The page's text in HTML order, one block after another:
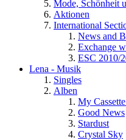
Mode, Schönheit
Aktionen
International
News and
Exchange
ESC 2010/
Lena - Musik
Singles
Alben
My
Good News
Stardust
Crystal Sky